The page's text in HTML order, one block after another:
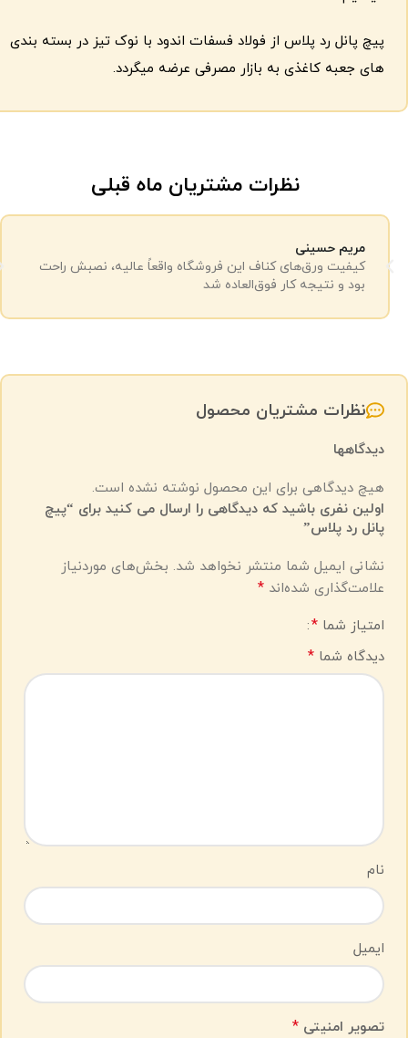
پیچ‌ پانل رد پلاس از فولاد فسفات‌ اندود با نوک تیز در بسته بندی
های جعبه کاغذی به بازار مصرفی عرضه میگردد.
نظرات مشتریان ماه قبلی
مریم حسینی
کیفیت ورق‌های کناف این فروشگاه واقعاً عالیه، نصبش راحت
بود و نتیجه کار فوق‌العاده شد
نظرات مشتریان محصول
دیدگاهها
هیچ دیدگاهی برای این محصول نوشته نشده است.
اولین نفری باشید که دیدگاهی را ارسال می کنید برای “پیچ
پانل رد پلاس”
نشانی ایمیل شما منتشر نخواهد شد. بخش‌های موردنیاز
علامت‌گذاری شده‌اند *
امتیاز شما *
دیدگاه شما *
نام
ایمیل
تصویر امنیتی *